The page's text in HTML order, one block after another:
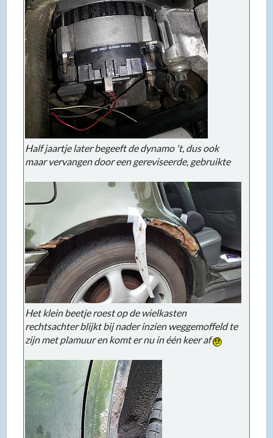
Half jaartje later begeeft de dynamo 't, dus ook
maar vervangen door een gereviseerde, gebruikte
Het klein beetje roest op de wielkasten
rechtsachter blijkt bij nader inzien weggemoffeld te
zijn met plamuur en komt er nu in één keer af